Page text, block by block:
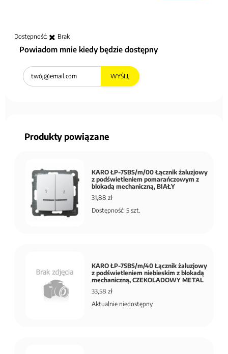
Dostępność: Brak
Powiadom mnie kiedy będzie dostępny
WYŚLIJ
Produkty powiązane
KARO ŁP-7SBS/m/00 Łącznik żaluzjowy
z podświetleniem pomarańczowym z
blokadą mechaniczną, BIAŁY
31,88 zł
Dostępność: 5 szt.
KARO ŁP-7SBS/m/40 Łącznik żaluzjowy
z podświetleniem niebieskim z blokadą
mechaniczną, CZEKOLADOWY METAL
33,58 zł
Aktualnie niedostępny